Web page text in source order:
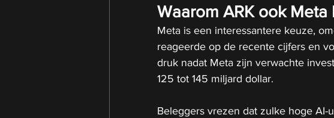
Waarom ARK ook Meta
Meta is een interessantere keuze,
reageerde op de recente cijfers en
druk nadat Meta zijn verwachte
125 tot 145 miljard dollar.
Beleggers vrezen dat zulke hoge